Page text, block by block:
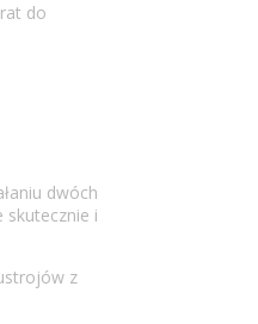
do
dwóch
skutecznie i
z